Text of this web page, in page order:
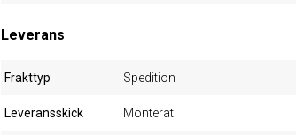
Leverans
Frakttyp Spedition
Leveransskick Monterat